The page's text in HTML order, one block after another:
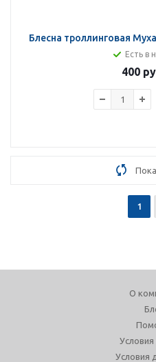
Блесна троллинговая
Есть в
400
1
О
Условия